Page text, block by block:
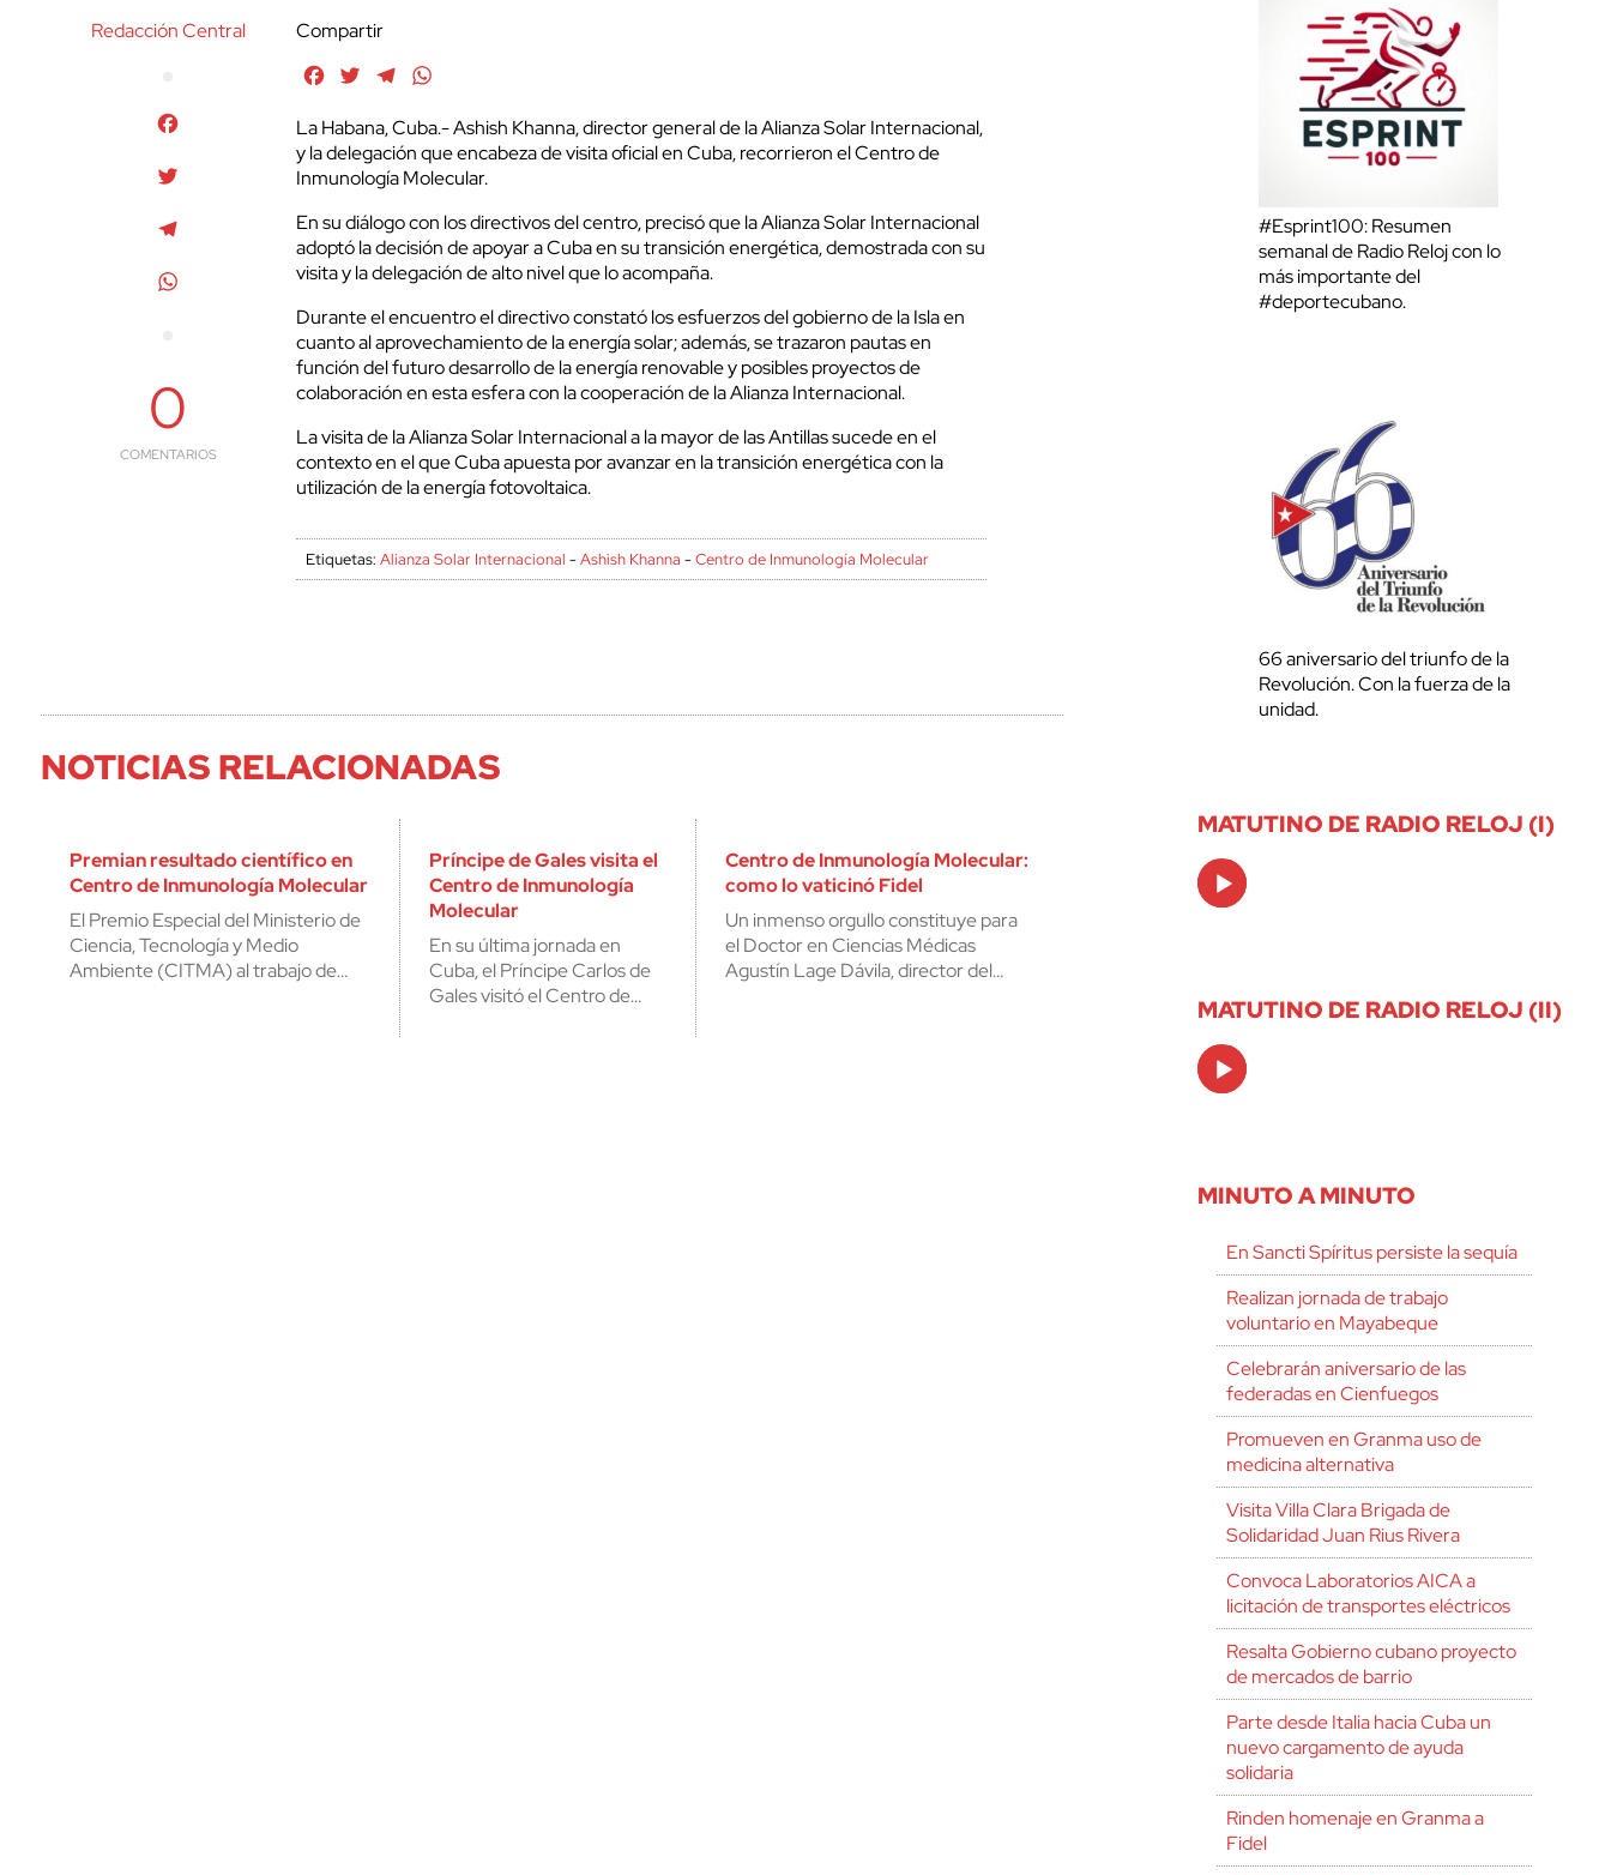
Redacción Central
0
COMENTARIOS
Compartir
FacebookTwitterTelegram
La Habana, Cuba.- Ashish Khanna, director general de la Alianza Solar Internacional,
y la delegación que encabeza de visita oficial en Cuba, recorrieron el Centro de
Inmunología Molecular.
En su diálogo con los directivos del centro, precisó que la Alianza Solar Internacional
adoptó la decisión de apoyar a Cuba en su transición energética, demostrada con su
visita y la delegación de alto nivel que lo acompaña.
Durante el encuentro el directivo constató los esfuerzos del gobierno de la Isla en
cuanto al aprovechamiento de la energía solar; además, se trazaron pautas en
función del futuro desarrollo de la energía renovable y posibles proyectos de
colaboración en esta esfera con la cooperación de la Alianza Internacional.
La visita de la Alianza Solar Internacional a la mayor de las Antillas sucede en el
contexto en el que Cuba apuesta por avanzar en la transición energética con la
utilización de la energía fotovoltaica.
Etiquetas:Alianza Solar Internacional -Ashish Khanna -Centro de Inmunología Molecular
NOTICIAS RELACIONADAS
Premian resultado científico en
Centro de Inmunología Molecular
El Premio Especial del Ministerio de
Ciencia, Tecnología y Medio
Ambiente (CITMA) al trabajo de…
Príncipe de Gales visita el
Centro de Inmunología
Molecular
En su última jornada en
Cuba, el Príncipe Carlos de
Gales visitó el Centro de…
Centro de Inmunología Molecular:
como lo vaticinó Fidel
Un inmenso orgullo constituye para
el Doctor en Ciencias Médicas
Agustín Lage Dávila, director del…
#Esprint100: Resumen
semanal de Radio Reloj con lo
más importante del
#deportecubano.
66 aniversario del triunfo de la
Revolución. Con la fuerza de la
unidad.
MATUTINO DE RADIO RELOJ (I)
Audio
Player
MATUTINO DE RADIO RELOJ (II)
Audio
Player
MINUTO A MINUTO
En Sancti Spíritus persiste la sequía
Realizan jornada de trabajo
voluntario en Mayabeque
Celebrarán aniversario de las
federadas en Cienfuegos
Promueven en Granma uso de
medicina alternativa
Visita Villa Clara Brigada de
Solidaridad Juan Rius Rivera
Convoca Laboratorios AICA a
licitación de transportes eléctricos
Resalta Gobierno cubano proyecto
de mercados de barrio
Parte desde Italia hacia Cuba un
nuevo cargamento de ayuda
solidaria
Rinden homenaje en Granma a
Fidel